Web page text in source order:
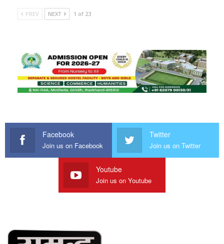
PREV NEXT 1 of 23
Facebook
Join us on Facebook
Twitter
Join us on Twitter
Youtube
Join us on Youtube